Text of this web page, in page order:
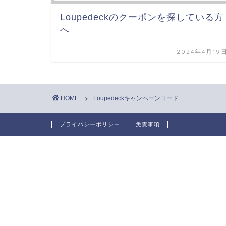
Loupedeckのクーポンを探している方
へ
2024年4月19
HOME Loupedeckキャンペーンコード
プライバシーポリシー 免責事項